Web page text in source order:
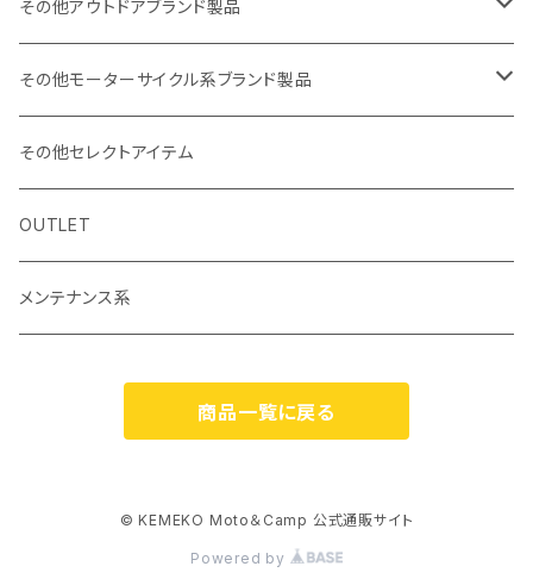
防水充電ケーブルシステム
カーボンポール
SHADE25 テント
シングルストラップ2
ヘルメット
その他アウトドアブランド製品
ストリームトレイル製品
バッグ
小物・サングラス・キャップ
ハルタホース
斧
ナイフ
レッドレンザー
バッグ
その他モーターサイクル系ブランド製品
NORIX SIMPSON
OSBE ITALY
ROCHET
ブラケットステー類
その他セレクトアイテム
OUTLET
メンテナンス系
商品一覧に戻る
© KEMEKO Moto＆Camp 公式通販サイト
Powered by